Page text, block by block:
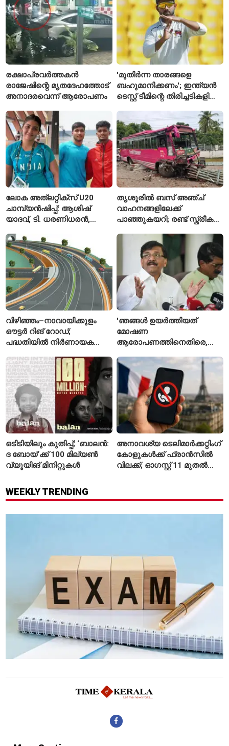
രക്ഷാപ്രവർത്തകൻ
രാജേഷിന്റെ മൃതദേഹത്തോട്
അനാദരവെന്ന് ആരോപണം
'മുതിർന്ന താരങ്ങളെ
ബഹുമാനിക്കണം'; ഇന്ത്യൻ
ടെസ്റ്റ് ടീമിന്റെ തിരിച്ചടികളിൽ
രഹാനെ
ലോക അത്‌ലറ്റിക്സ് U20
ചാമ്പ്യൻഷിപ്പ്: ആശിഷ്
യാദവ്, ടി. ധരണിധരൻ,
ഫൈനലിൽ
തൃശൂരിൽ ബസ് അഞ്ച്
വാഹനങ്ങളിലേക്ക്
പാഞ്ഞുകയറി; രണ്ട് സ്ത്രീകൾ
വിഴിഞ്ഞം–നാവായിക്കുളം
ഔട്ടർ റിങ് റോഡ്;
പദ്ധതിയിൽ നിർണായക
വിശദീകരണം
'ഞങ്ങൾ ഉയർത്തിയത്
മോഷണ
ആരോപണത്തിനെതിരെ,
റിജിജുവിന് മറുപടിയുമായി
സഞ്ജയ് റാവത്ത്
ഒടിടിയിലും കുതിപ്പ്; ‘ബാലൻ:
ദ ബോയ്’ക്ക് 100 മില്യൺ
വ്യൂയിങ് മിനിറ്റുകൾ
അനാവശ്യ ടെലിമാർക്കറ്റിംഗ്
കോളുകൾക്ക് ഫ്രാൻസിൽ
വിലക്ക്; ഓഗസ്റ്റ് 11 മുതൽ
WEEKLY TRENDING